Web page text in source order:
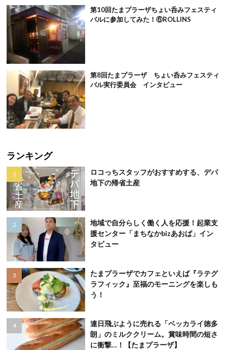
第10回たまプラーザちょい呑みフェスティ
バルに参加してみた！⑥ROLLINS
第8回たまプラーザ ちょい呑みフェスティ
バル実行委員会 インタビュー
ランキング
ロコっちスタッフがおすすめする、デパ
地下の帰省土産
地域で自分らしく働く人を応援！起業支
援センター「まちなかbizあおば」イン
タビュー
たまプラーザでカフェといえば『ラテグ
ラフィック』至福のモーニングを楽しも
う！
連日飛ぶように売れる「ベッカライ徳多
朗」のミルククリーム。賞味時間の短さ
に衝撃…！【たまプラーザ】